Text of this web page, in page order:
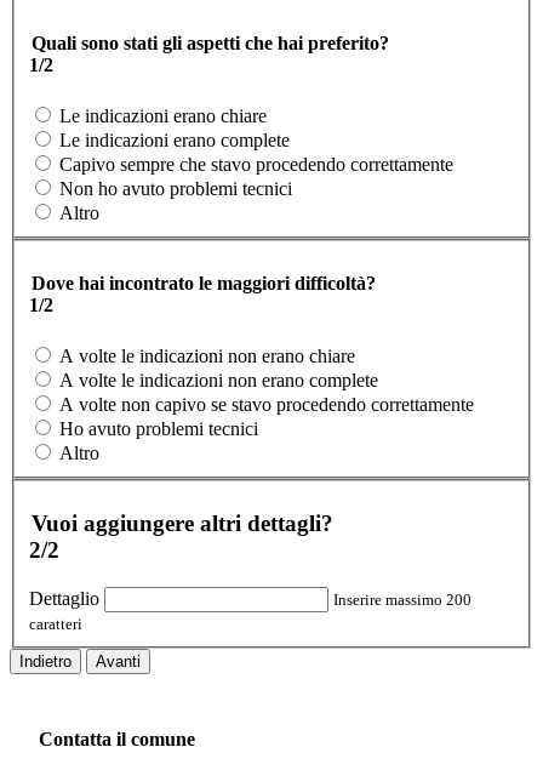
Quali sono stati gli aspetti che hai preferito?
1/2
Le indicazioni erano chiare
Le indicazioni erano complete
Capivo sempre che stavo procedendo correttamente
Non ho avuto problemi tecnici
Altro
Dove hai incontrato le maggiori difficoltà?
1/2
A volte le indicazioni non erano chiare
A volte le indicazioni non erano complete
A volte non capivo se stavo procedendo correttamente
Ho avuto problemi tecnici
Altro
Vuoi aggiungere altri dettagli?
2/2
Dettaglio
Inserire massimo 200
caratteri
Indietro Avanti
Contatta il comune